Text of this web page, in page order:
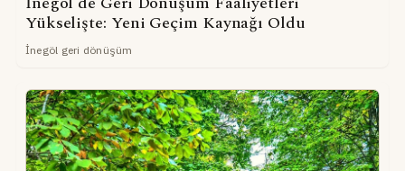
Yükselişte: Yeni Geçim Kaynağı Oldu
İnegöl geri dönüşüm